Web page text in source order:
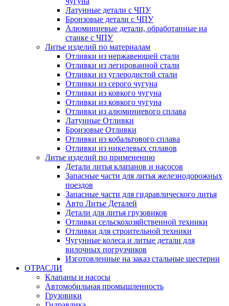
Латунные детали с ЧПУ
Бронзовые детали с ЧПУ
Алюминиевые детали, обработанные на
станке с ЧПУ
Литье изделий по материалам
Отливки из нержавеющей стали
Отливки из легированной стали
Отливки из углеродистой стали
Отливки из серого чугуна
Отливки из ковкого чугуна
Отливки из ковкого чугуна
Отливки из алюминиевого сплава
Латунные Отливки
Бронзовые Отливки
Отливки из кобальтового сплава
Отливки из никелевых сплавов
Литье изделий по применению
Детали литья клапанов и насосов
Запасные части для литья железнодорожных
поездов
Запасные части для гидравлического литья
Авто Литье Деталей
Детали для литья грузовиков
Отливки сельскохозяйственной техники
Отливки для строительной техники
Чугунные колеса и литые детали для
вилочных погрузчиков
Изготовленные на заказ стальные шестерни
ОТРАСЛИ
Клапаны и насосы
Автомобильная промышленность
Грузовики